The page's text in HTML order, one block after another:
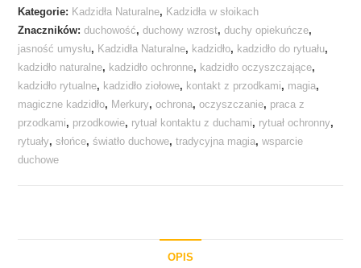
Kategorie: Kadzidła Naturalne, Kadzidła w słoikach
Znaczników:duchowość,duchowy wzrost,duchy opiekuńcze,
jasność umysłu, Kadzidła Naturalne, kadzidło, kadzidło do rytuału,
kadzidło naturalne, kadzidło ochronne, kadzidło oczyszczające,
kadzidło rytualne, kadzidło ziołowe, kontakt z przodkami, magia,
magiczne kadzidło, Merkury,ochrona,oczyszczanie, praca z
przodkami, przodkowie, rytuał kontaktu z duchami, rytuał ochronny,
rytuały,słońce,światło duchowe,tradycyjna magia,wsparcie
duchowe
OPIS